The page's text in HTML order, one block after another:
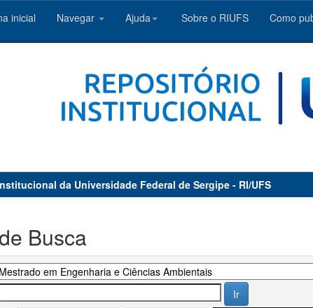
inicial Navegar Ajuda Sobre o RIUFS Como
da Universidade Federal de Sergipe - RI/UFS
Busca